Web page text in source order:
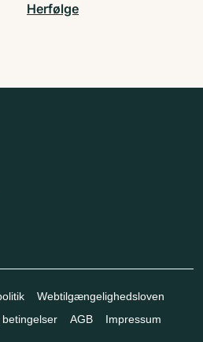
Herfølge
Webtilgængelighedsloven
AGB Impressum